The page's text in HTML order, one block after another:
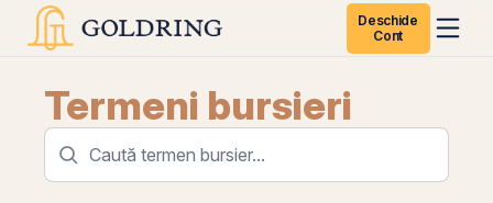
Deschide
Cont
Termeni bursieri